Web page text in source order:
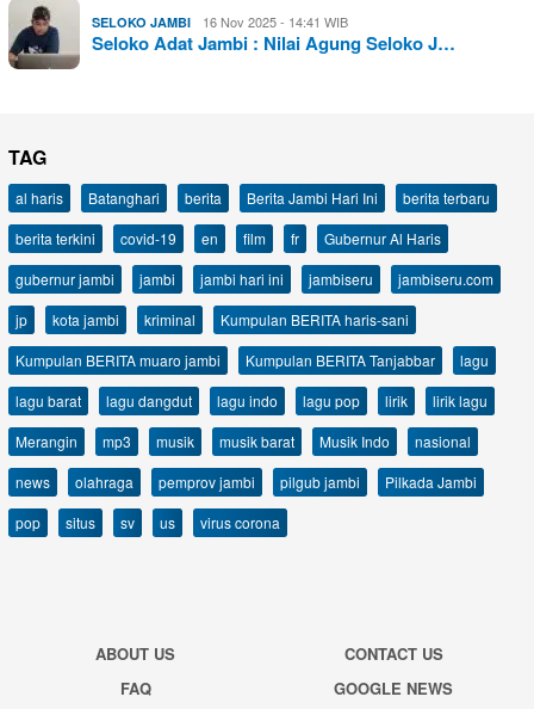
SELOKO JAMBI 16 Nov 2025 - 14:41 WIB
Seloko Adat Jambi : Nilai Agung Seloko J…
TAG
al haris Batanghari berita Berita Jambi Hari Ini
berita terbaru
berita terkini
covid-19 en film fr
Gubernur Al Haris
gubernur jambi
jambi jambi hari ini jambiseru
jambiseru.com
jp
kota jambi kriminal
Kumpulan BERITA haris-sani
Kumpulan BERITA muaro jambi
Kumpulan BERITA Tanjabbar
lagu
lagu barat
lagu dangdut lagu indo lagu pop lirik
lirik lagu
Merangin
mp3 musik musik barat Musik Indo
nasional
news
olahraga pemprov jambi pilgub jambi
Pilkada Jambi
pop
situs sv us virus corona
ABOUT US
CONTACT US
FAQ
GOOGLE NEWS